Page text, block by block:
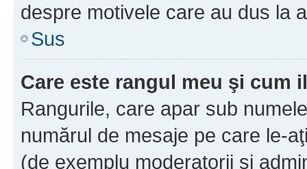
despre motivele care au dus la
Sus
Care este rangul meu şi cum
Rangurile, care apar sub
numărul de mesaje pe care le-
(de exemplu moderatorii şi